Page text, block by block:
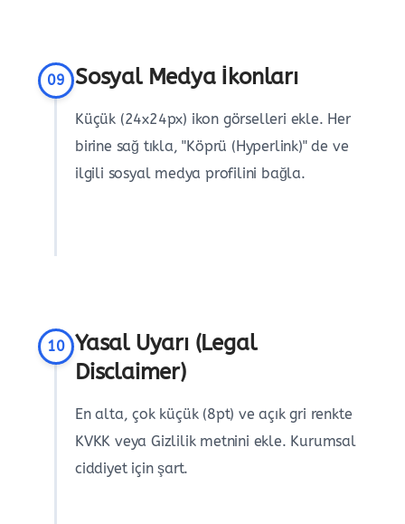
09 Sosyal Medya İkonları
Küçük (24x24px) ikon görselleri ekle. Her
birine sağ tıkla, "Köprü (Hyperlink)" de ve
ilgili sosyal medya profilini bağla.
10 Yasal Uyarı (Legal
Disclaimer)
En alta, çok küçük (8pt) ve açık gri renkte
KVKK veya Gizlilik metnini ekle. Kurumsal
ciddiyet için şart.